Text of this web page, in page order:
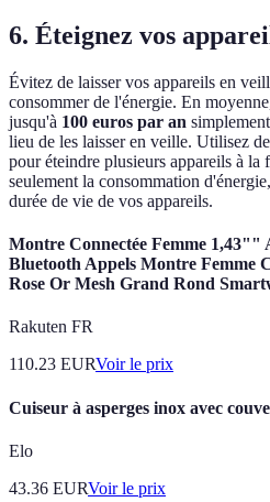
6. Éteignez vos
Évitez de laisser vos appareils en
consommer de l'énergie. En
jusqu'à 100 euros par an
lieu de les laisser en veille. Utilisez
pour éteindre plusieurs appareils à
seulement la consommation
durée de vie de vos appareils.
Montre Connectée Femme 1,43""
Bluetooth Appels Montre Femme
Rose Or Mesh Grand Rond
Rakuten FR
110.23 EURVoir le prix
Cuiseur à asperges inox avec
Elo
43.36 EURVoir le prix